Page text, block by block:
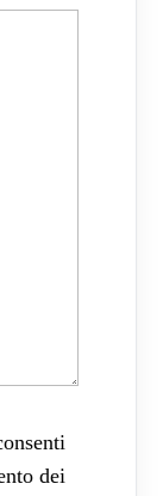
dei